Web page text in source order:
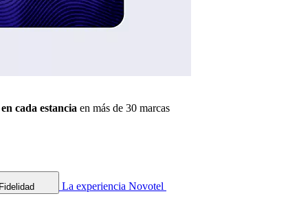
cada estancia en más de 30 marcas
Fidelidad La experiencia Novotel